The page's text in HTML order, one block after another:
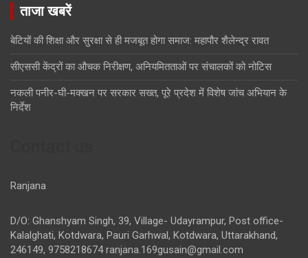
ताजा खबरें
बेटियों की शिक्षा और सुरक्षा से ही मजबूत होगा समाज: महापौर शैलेन्द्र रावत
सीएससी केंद्रों का औचक निरीक्षण, अनियमितताओं पर संचालकों को नोटिस
नकली पनीर-घी-मक्खन पर सरकार सख्त, पूरे प्रदेश में विशेष जांच अभियान के
निर्देश
Ranjana
D/O: Ghanshyam Singh, 39, Village- Udayrampur, Post office-
Kalalghati, Kotdwara, Pauri Garhwal, Kotdwara, Uttarakhand,
246149, 9758218674ranjana.169gusain@gmail.com